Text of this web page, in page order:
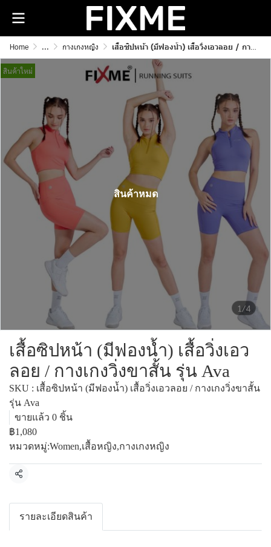
Home ... กางเกงหญิง เสื้อซิปหน้า (มีฟองน้ำ) เสื้อวิ่งเอวลอย / กางเกงวิ่งขาสั้น รุ่น Ava
1/4
สินค้าใหม่
สินค้าหมด
เสื้อซิปหน้า (มีฟองน้ำ) เสื้อวิ่งเอว
ลอย / กางเกงวิ่งขาสั้น รุ่น Ava
SKU : เสื้อซิปหน้า (มีฟองน้ำ) เสื้อวิ่งเอวลอย / กางเกงวิ่งขาสั้น
รุ่น Ava
ขายแล้ว 0 ชิ้น
฿1,080
หมวดหมู่:Women,เสื้อหญิง,กางเกงหญิง
แชร์
รายละเอียดสินค้า